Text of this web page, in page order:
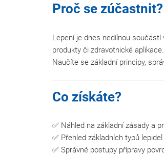
Proč se zúčastnit?
Lepení je dnes nedílnou
produkty či zdravotnické
Naučíte se základní principy,
Co získáte?
✅ Náhled na základní zásady a
✅ Přehled základních typů
✅ Správné postupy přípravy